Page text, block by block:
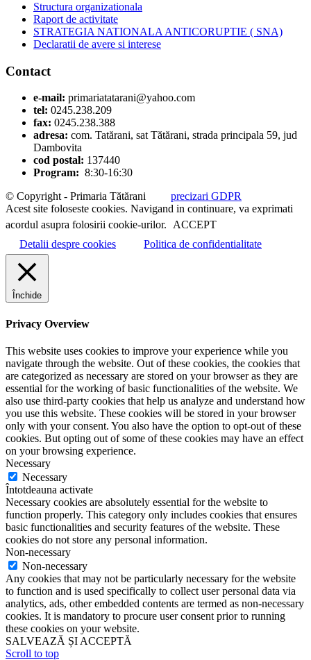
Structura organizationala
Raport de activitate
STRATEGIA NATIONALA ANTICORUPTIE ( SNA)
Declaratii de avere si interese
Contact
e-mail: primariatatarani@yahoo.com
tel: 0245.238.209
fax: 0245.238.388
adresa: com. Tatărani, sat Tătărani, strada principala 59, jud
Dambovita
cod postal: 137440
Program: 8:30-16:30
© Copyright - Primaria Tătărani precizari GDPR
Acest site foloseste cookies. Navigand in continuare, va exprimati
acordul asupra folosirii cookie-urilor. ACCEPT
Detalii despre cookies
Politica de confidentialitate
Închide
Privacy Overview
This website uses cookies to improve your experience while you
navigate through the website. Out of these cookies, the cookies that
are categorized as necessary are stored on your browser as they are
essential for the working of basic functionalities of the website. We
also use third-party cookies that help us analyze and understand how
you use this website. These cookies will be stored in your browser
only with your consent. You also have the option to opt-out of these
cookies. But opting out of some of these cookies may have an effect
on your browsing experience.
Necessary
Necessary
Întotdeauna activate
Necessary cookies are absolutely essential for the website to
function properly. This category only includes cookies that ensures
basic functionalities and security features of the website. These
cookies do not store any personal information.
Non-necessary
Non-necessary
Any cookies that may not be particularly necessary for the website
to function and is used specifically to collect user personal data via
analytics, ads, other embedded contents are termed as non-necessary
cookies. It is mandatory to procure user consent prior to running
these cookies on your website.
SALVEAZĂ ȘI ACCEPTĂ
Scroll to top